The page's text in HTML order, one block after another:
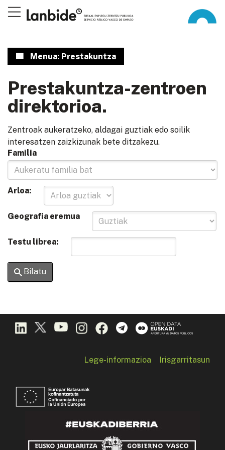
Menua: Prestakuntza
Prestakuntza-zentroen
direktorioa.
Zentroak aukeratzeko, aldagai guztiak edo soilik
interesatzen zaizkizunak bete ditzakezu.
Familia
Arloa:
Geografia eremua
Testu librea:
Bilatu
Lege-informazioa Irisgarritasun